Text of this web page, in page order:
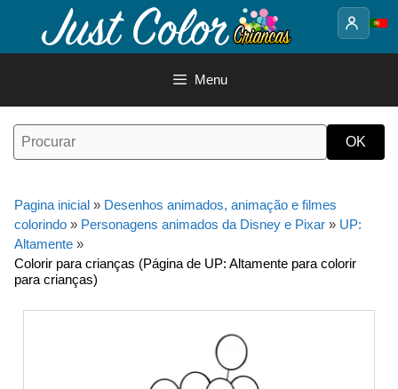
o
Menu
Pagina inicial » Desenhos animados, animação e filmes
colorindo » Personagens animados da Disney e Pixar » UP:
Altamente »
Colorir para crianças (Página de UP: Altamente para colorir
para crianças)